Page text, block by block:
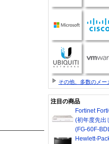
その他、多数のメ
注目の商品
Fortinet
(初年度先出
(FG-60F-
Hewlett-